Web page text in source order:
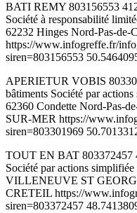
BATI REMY 803156553
Société à responsabilité
62232 Hinges Nord-Pas-de-
https://www.infogreffe.fr/
siren=803156553
APERIETUR VOBIS
bâtiments Société par
62360 Condette Nord-Pas-
SUR-MER https://
siren=803301969
TOUT EN BAT 803372457
Société par actions
VILLENEUVE ST
CRETEIL https://
siren=803372457